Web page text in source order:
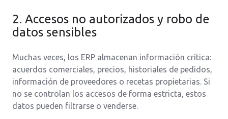
2. Accesos no autorizados y robo de
datos sensibles
Muchas veces, los ERP almacenan información crítica:
acuerdos comerciales, precios, historiales de pedidos,
información de proveedores o recetas propietarias. Si
no se controlan los accesos de forma estricta, estos
datos pueden filtrarse o venderse.